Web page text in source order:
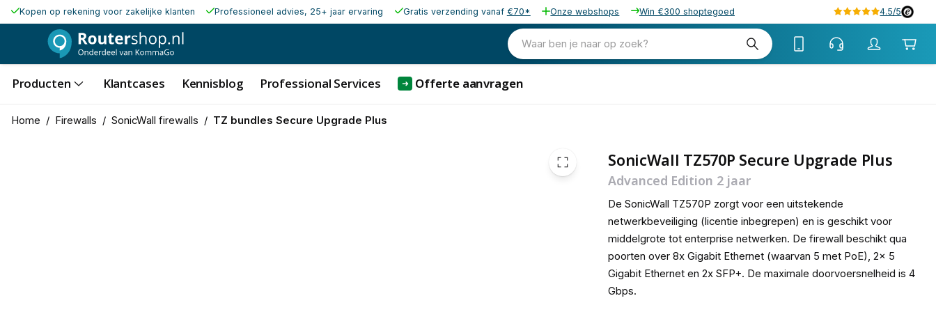
Kopen op rekening voor zakelijke klanten Professioneel advies, 25+ jaar ervaring Gratis verzending vanaf €70* Onze webshops Win €300 shoptegoed 4.5/5
Waar ben je naar op zoek?
Producten Klantcases Kennisblog Professional Services ➜ Offerte aanvragen
Home / Firewalls / SonicWall firewalls / TZ bundles Secure Upgrade Plus
SonicWall TZ570P Secure Upgrade Plus
Advanced Edition 2 jaar
De SonicWall TZ570P zorgt voor een uitstekende
netwerkbeveiliging (licentie inbegrepen) en is geschikt voor
middelgrote tot enterprise netwerken. De firewall beschikt qua
poorten over 8x Gigabit Ethernet (waarvan 5 met PoE), 2x 5
Gigabit Ethernet en 2x SFP+. De maximale doorvoersnelheid is 4
Gbps.
€ 954,69